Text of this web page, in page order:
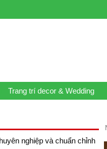
Trang trí decor & Wedding
nghiệp và chuẩn chỉnh